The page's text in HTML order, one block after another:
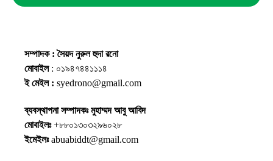
সম্পাদক : সৈয়দ নুরুল হুদা রনো
মোবাইল: ০১৯৪৭৪৪১১১৪
ই মেইল : syedrono@gmail.com
ব্যবস্থাপনা সম্পাদকঃ মুহাম্মদ আবু আবিদ
মোবাইলঃ+৮৮০১৩০৩২৯৬০২৮
ইমেইলঃabuabiddt@gmail.com